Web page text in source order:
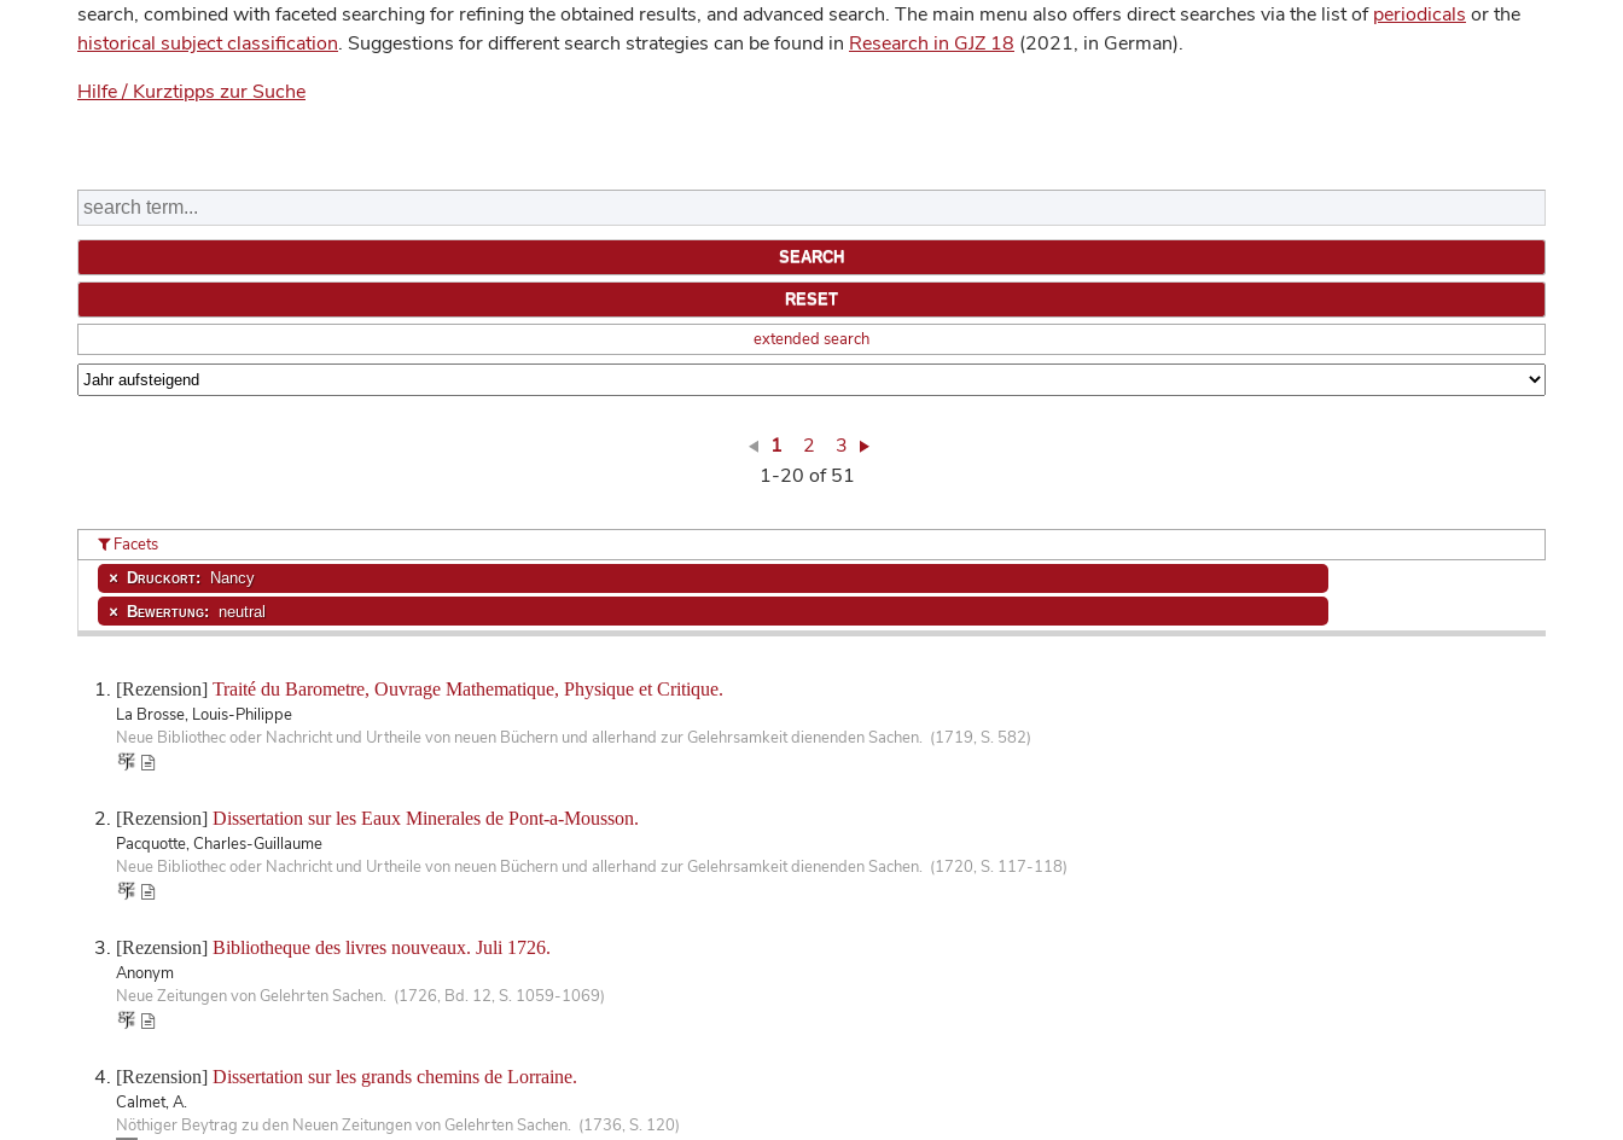
search, combined with faceted searching for refining the obtained results, and advanced search. The main menu also offers direct searches via the list ofperiodicals or the
historical subject classification. Suggestions for different search strategies can be found in Research in GJZ 18 (2021, in German).
Hilfe / Kurztipps zur Suche
extended search
1 2
3
1-20 of 51
[Rezension] Traité du Barometre, Ouvrage Mathematique, Physique et Critique.
La Brosse, Louis-Philippe
Neue Bibliothec oder Nachricht und Urtheile von neuen Büchern und allerhand zur Gelehrsamkeit dienenden Sachen. (1719, S. 582)
[Rezension] Dissertation sur les Eaux Minerales de Pont-a-Mousson.
Pacquotte, Charles-Guillaume
Neue Bibliothec oder Nachricht und Urtheile von neuen Büchern und allerhand zur Gelehrsamkeit dienenden Sachen. (1720, S. 117-118)
[Rezension] Bibliotheque des livres nouveaux. Juli 1726.
Anonym
Neue Zeitungen von Gelehrten Sachen. (1726, Bd. 12, S. 1059-1069)
[Rezension] Dissertation sur les grands chemins de Lorraine.
Calmet, A.
Nöthiger Beytrag zu den Neuen Zeitungen von Gelehrten Sachen. (1736, S. 120)
Facets
Druckort: Nancy
Bewertung: neutral